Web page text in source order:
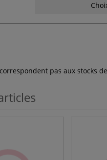
pas aux stocks